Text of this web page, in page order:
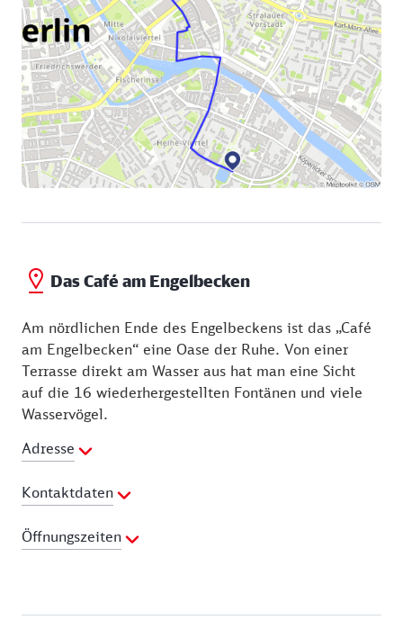
Landwehrkanal und der Spree. Dieser 1855
eröffnete Wasserweg wurde, wie auch der gesamte
Landwehrkanal, vom Landschaftsgestalter Peter
Joseph Lenné geplant. Der wurde dafür von den
Berlinern mit dem Spitznamen „Buddel-Peter“
bedacht. Der ehemalige Verlauf des Kanals bis zum
Urbanhafen wurde in den vergangenen Jahren zu
einer attraktiven Grünanlage umgestaltet.
Tel. 030 9700 2414 (Reservierungshotline)
Das Café am Engelbecken
Am nördlichen Ende des Engelbeckens ist das „Café
am Engelbecken“ eine Oase der Ruhe. Von einer
Terrasse direkt am Wasser aus hat man eine Sicht
auf die 16 wiederhergestellten Fontänen und viele
Wasservögel.
Adresse
Kontaktdaten
Telefon:030 69596793
E-Mail Adresse:
Öffnungszeiten
Mittwoch:10:00 - 00:00 Uhr